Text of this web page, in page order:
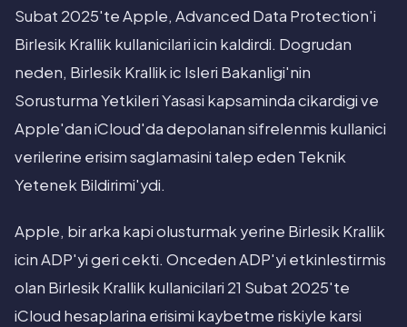
Subat 2025'te Apple, Advanced Data Protection'i
Birlesik Krallik kullanicilari icin kaldirdi. Dogrudan
neden, Birlesik Krallik ic Isleri Bakanligi'nin
Sorusturma Yetkileri Yasasi kapsaminda cikardigi ve
Apple'dan iCloud'da depolanan sifrelenmis kullanici
verilerine erisim saglamasini talep eden Teknik
Yetenek Bildirimi'ydi.
Apple, bir arka kapi olusturmak yerine Birlesik Krallik
icin ADP'yi geri cekti. Onceden ADP'yi etkinlestirmis
olan Birlesik Krallik kullanicilari 21 Subat 2025'te
iCloud hesaplarina erisimi kaybetme riskiyle karsi